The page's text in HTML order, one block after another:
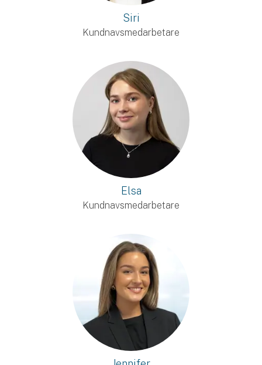
Siri
Kundnavsmedarbetare
Elsa
Kundnavsmedarbetare